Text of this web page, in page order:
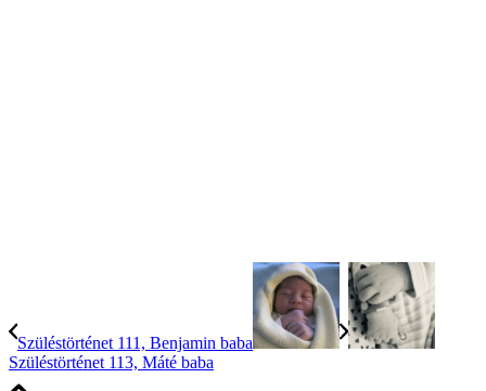
Szüléstörténet 111, Benjamin baba
Szüléstörténet 113, Máté baba